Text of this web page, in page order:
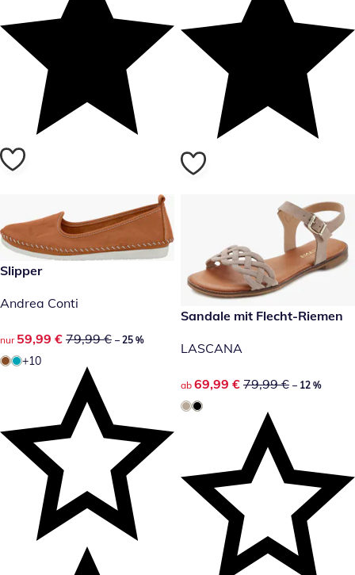
reduzierter Preis 59,99 €, vorheriger Preis: 79,99 €
-25 %
Slipper
Andrea Conti
reduzierter Preis 59,99 €, vorheriger Preis: 79,99 €
nur 59,99 € 79,99 € – 25 %
+10
reduzierter Preis 69,99 €,
-12 %
Sandale mit Flecht-Riemen
LASCANA
reduzierter Preis 69,99 €,
ab 69,99 € 79,99 € – 12 %